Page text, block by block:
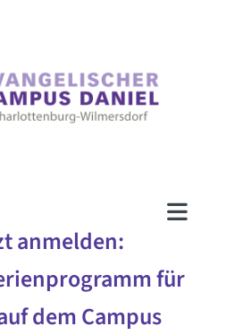
anmelden:
für
dem Campus